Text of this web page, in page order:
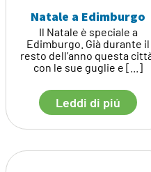
Natale a Edimburgo
Il Natale è speciale a
Edimburgo. Già durante il
resto dell’anno questa
con le sue guglie e [...]
Leddi di piú